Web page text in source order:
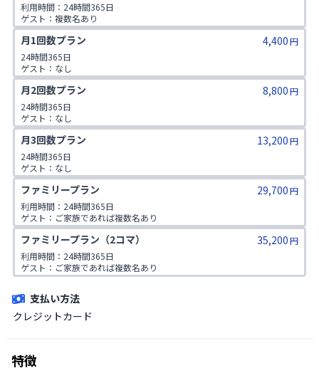
利用時間：24時間365日
ゲスト：複数名あり
1日3コマ予約可
月1回数プラン 4,400円
24時間365日
ゲスト：なし
月2回数プラン 8,800円
24時間365日
ゲスト：なし
月3回数プラン 13,200円
24時間365日
ゲスト：なし
ファミリープラン 29,700円
利用時間：24時間365日
ゲスト：ご家族であれば複数名あり
※ご入会時にご家族名の登録をお願いしております。二親等までのご家
族が対象です。
ファミリープラン（2コマ） 35,200円
利用時間：24時間365日
ゲスト：ご家族であれば複数名あり
※ご入会時にご家族名の登録をお願いしております。二親等までのご家
支払い方法
クレジットカード
特徴